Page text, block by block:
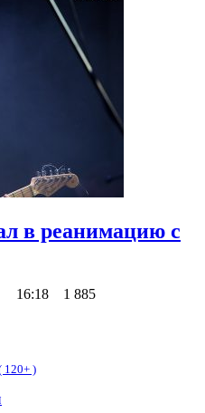
в реанимацию с
16:18 1 885
120+ )